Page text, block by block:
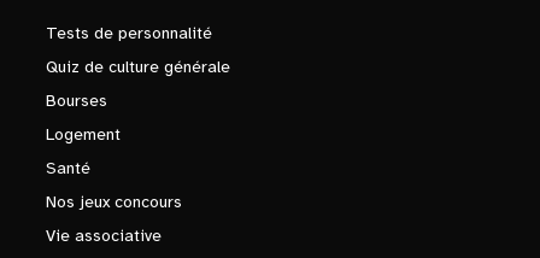
Tests de personnalité
Quiz de culture générale
Bourses
Logement
Santé
Nos jeux concours
Vie associative